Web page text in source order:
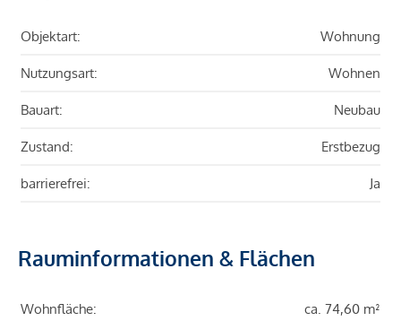
Objektart: Wohnung
Nutzungsart: Wohnen
Bauart: Neubau
Zustand: Erstbezug
barrierefrei: Ja
Rauminformationen & Flächen
Wohnfläche: ca. 74,60 m²